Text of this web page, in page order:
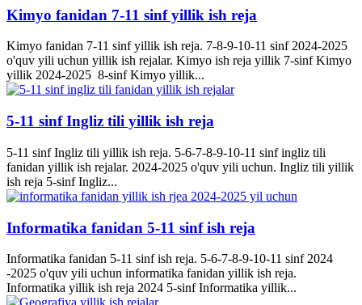
Kimyo fanidan 7-11 sinf yillik ish reja
Kimyo fanidan 7-11 sinf yillik ish reja. 7-8-9-10-11 sinf 2024-2025
o'quv yili uchun yillik ish rejalar. Kimyo ish reja yillik 7-sinf Kimyo
yillik 2024-2025 8-sinf Kimyo yillik...
5-11 sinf Ingliz tili yillik ish reja
5-11 sinf Ingliz tili yillik ish reja. 5-6-7-8-9-10-11 sinf ingliz tili
fanidan yillik ish rejalar. 2024-2025 o'quv yili uchun. Ingliz tili yillik
ish reja 5-sinf Ingliz...
Informatika fanidan 5-11 sinf ish reja
Informatika fanidan 5-11 sinf ish reja. 5-6-7-8-9-10-11 sinf 2024
-2025 o'quv yili uchun informatika fanidan yillik ish reja.
Informatika yillik ish reja 2024 5-sinf Informatika yillik...